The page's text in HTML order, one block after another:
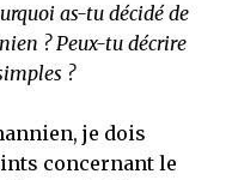
as-tu décidé de
? Peux-tu décrire
?
je dois
concernant le